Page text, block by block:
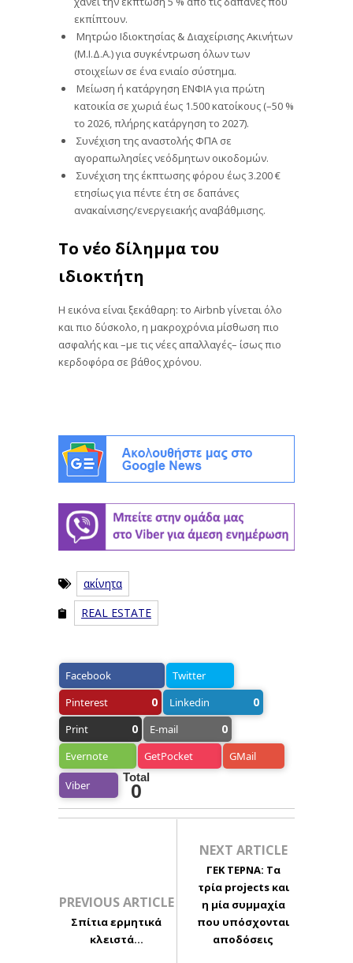
εκπίπτουν.
Μητρώο Ιδιοκτησίας & Διαχείρισης Ακινήτων
(Μ.Ι.Δ.Α.) για συγκέντρωση όλων των
στοιχείων σε ένα ενιαίο σύστημα.
Μείωση ή κατάργηση ΕΝΦΙΑ για πρώτη
κατοικία σε χωριά έως 1.500 κατοίκους (–50 %
το 2026, πλήρης κατάργηση το 2027).
Συνέχιση της αναστολής ΦΠΑ σε
αγοραπωλησίες νεόδμητων οικοδομών.
Συνέχιση της έκπτωσης φόρου έως 3.200 €
ετησίως για πέντε έτη σε δαπάνες
ανακαίνισης/ενεργειακής αναβάθμισης.
Το νέο δίλημμα του
ιδιοκτήτη
Η εικόνα είναι ξεκάθαρη: το Airbnb γίνεται όλο
και πιο δύσκολο, η μακροχρόνια μίσθωση πιο
ασφαλής και –με τις νέες απαλλαγές– ίσως πιο
κερδοφόρα σε βάθος χρόνου.
ακίνητα
REAL ESTATE
Facebook
Twitter
Pinterest
0 Linkedin 0
Print 0 E-mail 0
Evernote GetPocket GMail
Viber
Total
0
PREVIOUS ARTICLE
Σπίτια ερμητικά
κλειστά…
NEXT ARTICLE
ΓΕΚ ΤΕΡΝΑ: Τα
τρία projects και
η μία συμμαχία
που υπόσχονται
αποδόσεις